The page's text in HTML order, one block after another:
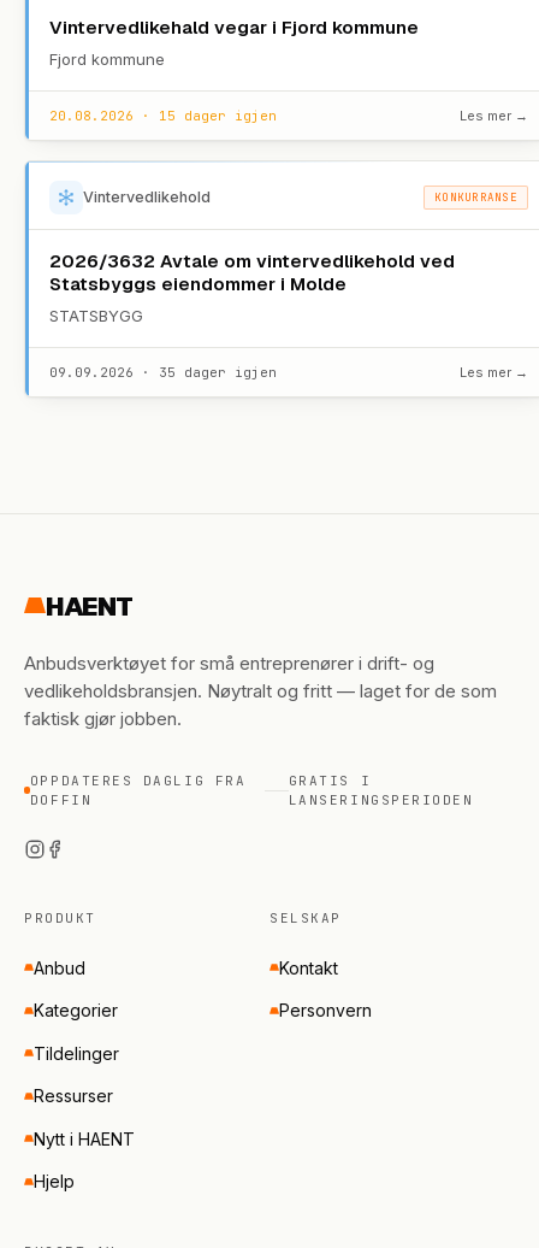
Vintervedlikehald vegar i Fjord kommune
Fjord kommune
20.08.2026 · 15 dager igjen Les mer →
Vintervedlikehold KONKURRANSE
2026/3632 Avtale om vintervedlikehold ved
Statsbyggs eiendommer i Molde
STATSBYGG
09.09.2026 · 35 dager igjen Les mer →
HAENT
Anbudsverktøyet for små entreprenører i drift- og
vedlikeholdsbransjen. Nøytralt og fritt — laget for de som
faktisk gjør jobben.
OPPDATERES DAGLIG FRA
DOFFIN
GRATIS I
LANSERINGSPERIODEN
PRODUKT
Anbud
Kategorier
Tildelinger
Ressurser
Nytt i HAENT
Hjelp
SELSKAP
Kontakt
Personvern